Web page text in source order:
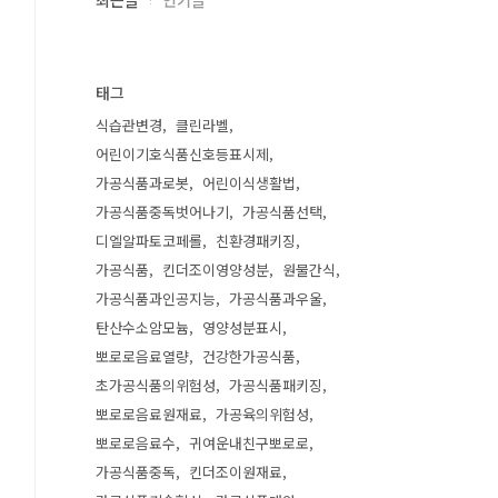
태그
식습관변경
클린라벨
어린이기호식품신호등표시제
가공식품과로봇
어린이식생활법
가공식품중독벗어나기
가공식품선택
디엘알파토코페롤
친환경패키징
가공식품
킨더조이영양성분
원물간식
가공식품과인공지능
가공식품과우울
탄산수소암모늄
영양성분표시
뽀로로음료열량
건강한가공식품
초가공식품의위험성
가공식품패키징
뽀로로음료원재료
가공육의위험성
뽀로로음료수
귀여운내친구뽀로로
가공식품중독
킨더조이원재료